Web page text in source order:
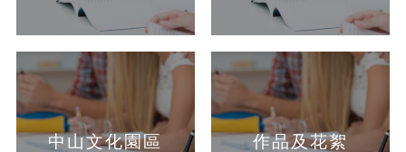
中山文化園區 作品及花絮